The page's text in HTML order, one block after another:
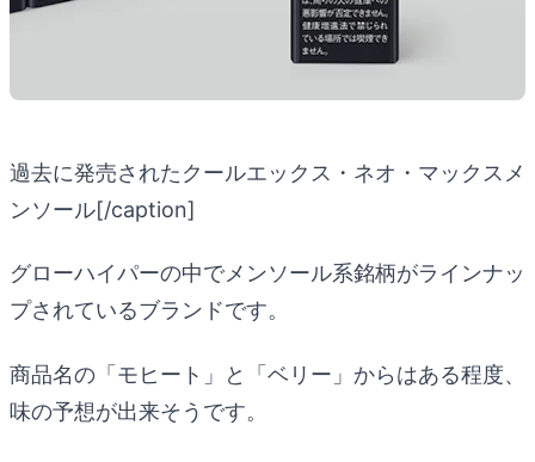
過去に発売されたクールエックス・ネオ・マックスメ
ンソール[/caption]
グローハイパーの中でメンソール系銘柄がラインナッ
プされているブランドです。
商品名の「モヒート」と「ベリー」からはある程度、
味の予想が出来そうです。